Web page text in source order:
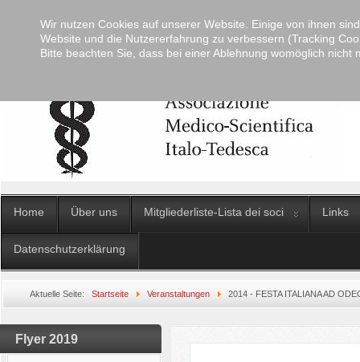
Home Über uns Mitgliederliste-Lista dei soci Links
Datenschutzerklärung
Aktuelle Seite: Startseite Veranstaltungen 2014 - FESTA ITALIANA AD
Flyer 2019
Wir nutzen Cookies auf unserer Website. Einige von ihnen
Website und die Nutzererfahrung zu verbessern (Tracking
Bitte beachten Sie, dass bei einer Ablehnung womöglich